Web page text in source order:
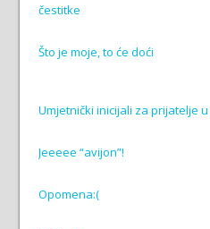
čestitke
Što je moje, to će doći
Umjetnički inicijali za prijatelje
Jeeeee “avijon”!
Opomena:(